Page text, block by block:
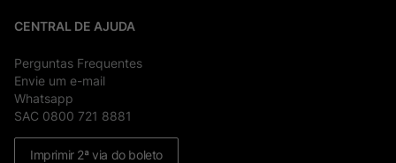
CENTRAL DE AJUDA
Perguntas Frequentes
Envie um e-mail
Whatsapp
SAC 0800 721 8881
Imprimir 2ª via do boleto